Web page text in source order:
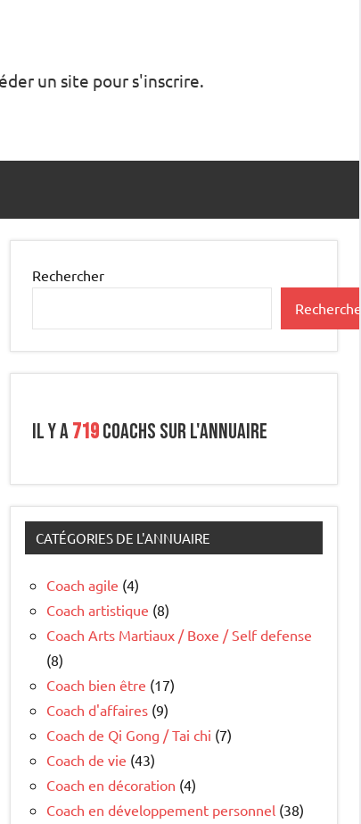
un site pour s'inscrire.
Rechercher
Il y a719coachs sur l'annuaire
CATÉGORIES DE L'ANNUAIRE
Coach agile (4)
Coach artistique (8)
Coach Arts Martiaux / Boxe / Self defense
(8)
Coach bien être (17)
Coach d'affaires (9)
Coach de Qi Gong / Tai chi (7)
Coach de vie (43)
Coach en décoration (4)
Coach en développement personnel (38)